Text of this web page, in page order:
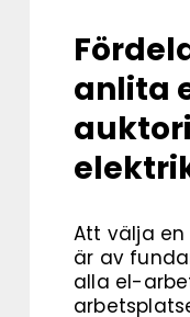
anlita
Att välja en
är av
alla el-